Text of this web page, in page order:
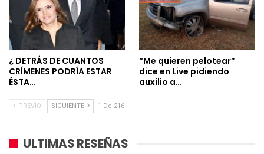
¿ DETRÁS DE CUANTOS
CRÍMENES PODRÍA ESTAR
ÉSTA…
“Me quieren pelotear”
dice en Live pidiendo
auxilio a…
PREVIO SIGUIENTE 1 De 216
ULTIMAS RESEÑAS